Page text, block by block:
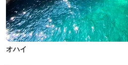
オハイ